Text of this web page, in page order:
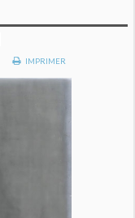
IMPRIMER